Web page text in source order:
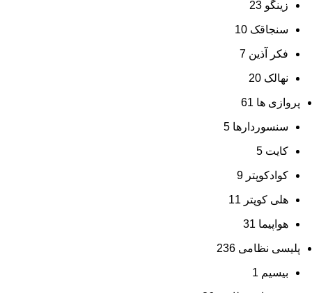
زینگو 23
سنجاقک 10
فکر آذین 7
نهالک 20
پروازی ها 61
سنسوردارها 5
کایت 5
کوادکوپتر 9
هلی کوپتر 11
هواپیما 31
پلیسی نظامی 236
بیسیم 1